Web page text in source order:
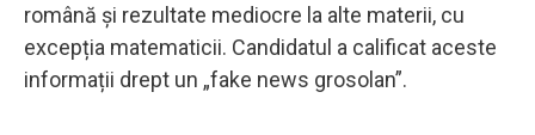
română și rezultate mediocre la alte materii, cu
excepția matematicii. Candidatul a calificat aceste
informații drept un „fake news grosolan”.